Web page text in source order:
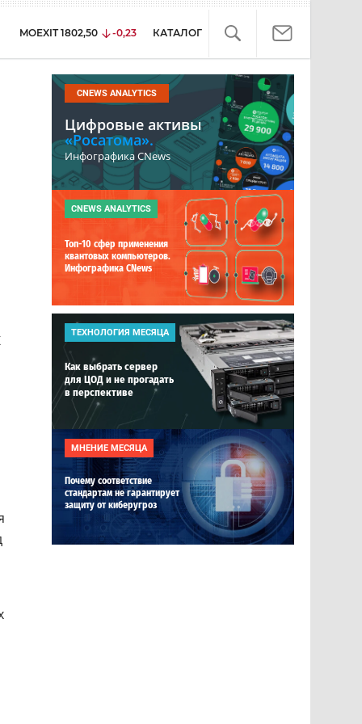
MOEXIT 1802,50 -0,23 КАТАЛОГ
CNEWS ANALYTICS
Цифровые активы
«Росатома».
Инфографика CNews
CNEWS ANALYTICS
Топ-10 сфер применения
квантовых компьютеров.
Инфографика CNews
ТЕХНОЛОГИЯ МЕСЯЦА
Как выбрать сервер
для ЦОД и не прогадать
в перспективе
МНЕНИЕ МЕСЯЦА
Почему соответствие
стандартам не гарантирует
защиту от киберугроз